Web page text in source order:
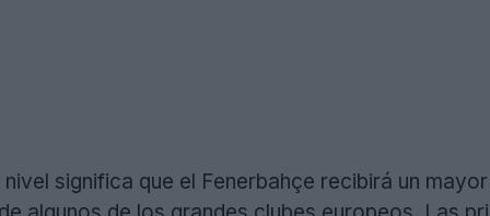
significa que el Fenerbahçe recibirá un